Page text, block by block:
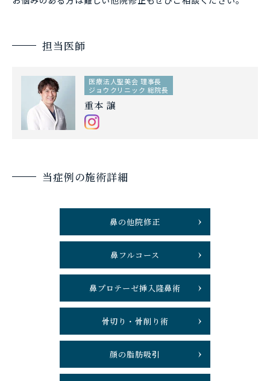
担当医師
医療法人聖美会 理事長
ジョウクリニック 総院長
重本 譲
当症例の施術詳細
鼻の他院修正
鼻フルコース
鼻プロテーゼ挿入隆鼻術
骨切り・骨削り術
顔の脂肪吸引